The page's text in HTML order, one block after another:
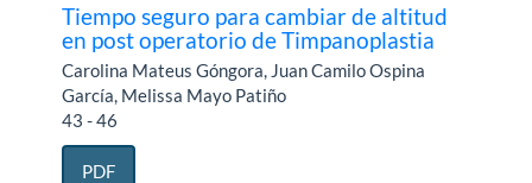
Tiempo seguro para cambiar de altitud
en post operatorio de Timpanoplastia
Carolina Mateus Góngora, Juan Camilo Ospina
García, Melissa Mayo Patiño
43 - 46
PDF